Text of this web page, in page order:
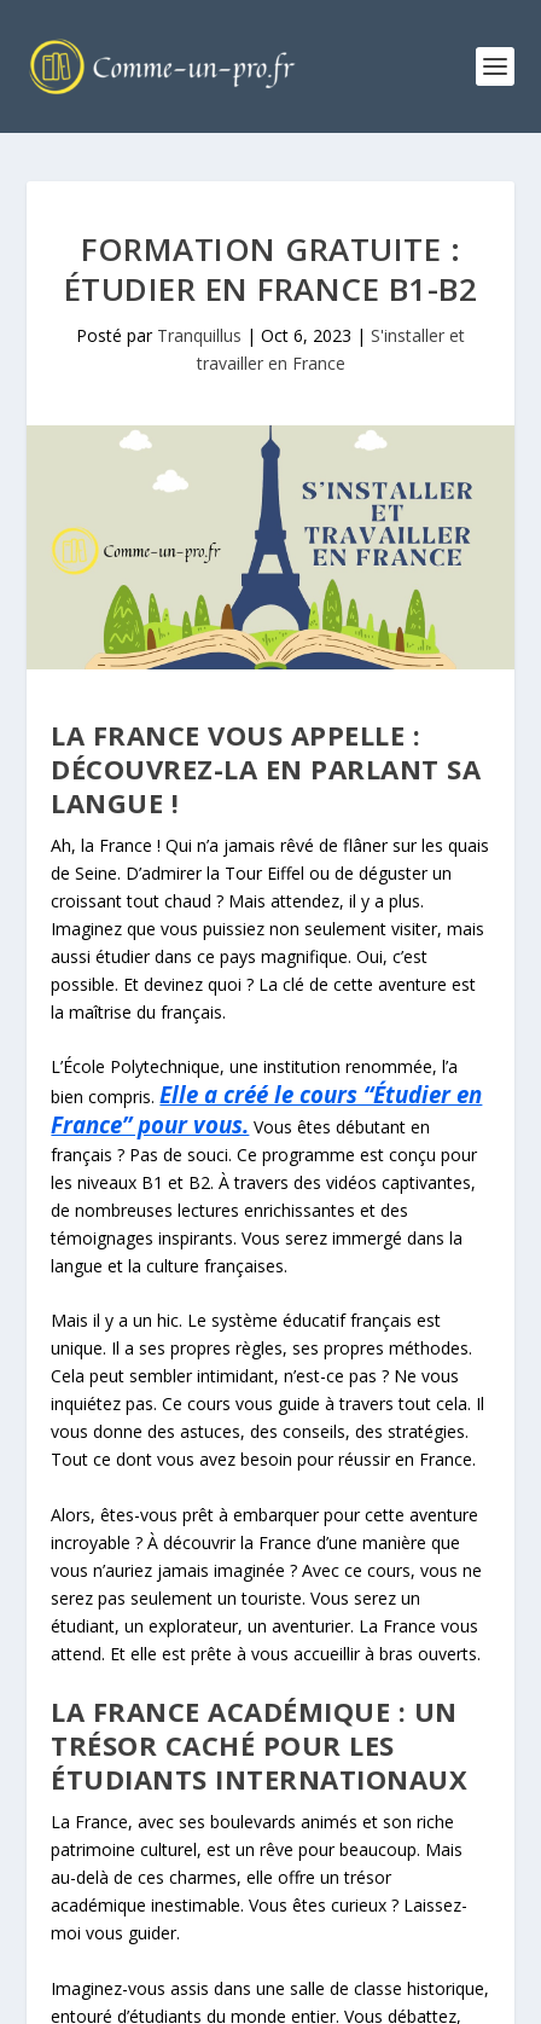
FORMATION GRATUITE :
ÉTUDIER EN FRANCE B1-B2
Posté par Tranquillus | Oct 6, 2023 | S'installer et
travailler en France
LA FRANCE VOUS APPELLE :
DÉCOUVREZ-LA EN PARLANT SA
LANGUE !
Ah, la France ! Qui n’a jamais rêvé de flâner sur les quais
de Seine. D’admirer la Tour Eiffel ou de déguster un
croissant tout chaud ? Mais attendez, il y a plus.
Imaginez que vous puissiez non seulement visiter, mais
aussi étudier dans ce pays magnifique. Oui, c’est
possible. Et devinez quoi ? La clé de cette aventure est
la maîtrise du français.
L’École Polytechnique, une institution renommée, l’a
bien compris.Elle a créé le cours “Étudier en
France” pour vous. Vous êtes débutant en
français ? Pas de souci. Ce programme est conçu pour
les niveaux B1 et B2. À travers des vidéos captivantes,
de nombreuses lectures enrichissantes et des
témoignages inspirants. Vous serez immergé dans la
langue et la culture françaises.
Mais il y a un hic. Le système éducatif français est
unique. Il a ses propres règles, ses propres méthodes.
Cela peut sembler intimidant, n’est-ce pas ? Ne vous
inquiétez pas. Ce cours vous guide à travers tout cela. Il
vous donne des astuces, des conseils, des stratégies.
Tout ce dont vous avez besoin pour réussir en France.
Alors, êtes-vous prêt à embarquer pour cette aventure
incroyable ? À découvrir la France d’une manière que
vous n’auriez jamais imaginée ? Avec ce cours, vous ne
serez pas seulement un touriste. Vous serez un
étudiant, un explorateur, un aventurier. La France vous
attend. Et elle est prête à vous accueillir à bras ouverts.
LA FRANCE ACADÉMIQUE : UN
TRÉSOR CACHÉ POUR LES
ÉTUDIANTS INTERNATIONAUX
La France, avec ses boulevards animés et son riche
patrimoine culturel, est un rêve pour beaucoup. Mais
au-delà de ces charmes, elle offre un trésor
académique inestimable. Vous êtes curieux ? Laissez-
moi vous guider.
Imaginez-vous assis dans une salle de classe historique,
entouré d’étudiants du monde entier. Vous débattez,